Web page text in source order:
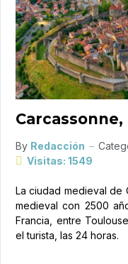
By Redacción
Visitas: 1549
La ciudad medieval de
medieval con 2500
Francia, entre
el turista, las 24 horas.